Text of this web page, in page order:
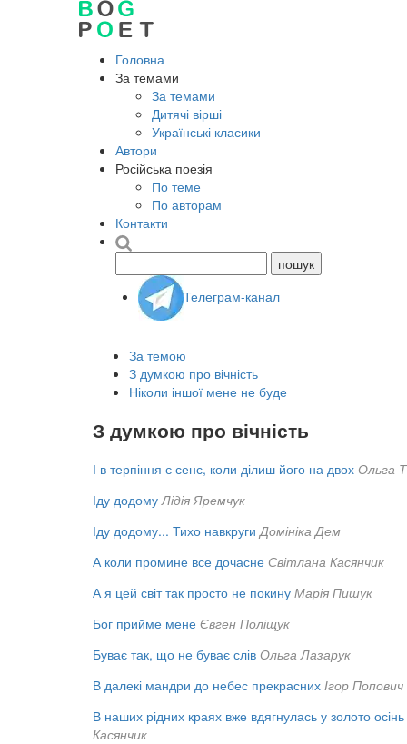
Головна
За темами
За темами
Дитячі вірші
Українські класики
Автори
Російська поезія
По теме
По авторам
Контакти
Телеграм-канал
За темою
З думкою про вічність
Ніколи іншої мене не буде
З думкою про вічність
І в терпіння є сенс, коли ділиш його на двох Ольга
Іду додому Лідія Яремчук
Іду додому... Тихо навкруги Домініка Дем
А коли промине все дочасне Світлана Касянчик
А я цей світ так просто не покину Марія Пишук
Бог прийме мене Євген Поліщук
Буває так, що не буває слів Ольга Лазарук
В далекі мандри до небес прекрасних Ігор Попович
В наших рідних краях вже вдягнулась у золото осінь
Касянчик